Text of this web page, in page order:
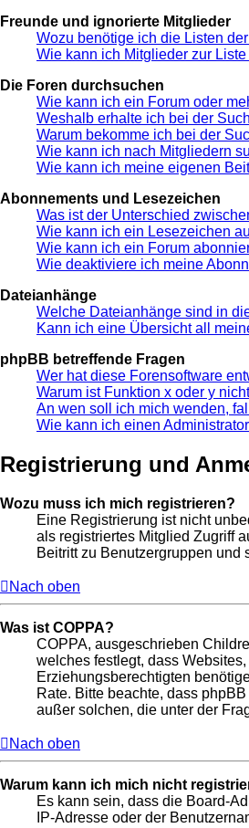
Freunde und ignorierte Mitglieder
Wozu benötige ich die Listen
Wie kann ich Mitglieder zur
Die Foren durchsuchen
Wie kann ich ein Forum oder
Weshalb erhalte ich bei der
Warum bekomme ich bei der
Wie kann ich nach Mitgliedern
Wie kann ich meine eigenen
Abonnements und Lesezeichen
Was ist der Unterschied
Wie kann ich ein Lesezeichen
Wie kann ich ein Forum
Wie deaktiviere ich meine
Dateianhänge
Welche Dateianhänge sind in
Kann ich eine Übersicht all
phpBB betreffende Fragen
Wer hat diese Forensoftware
Warum ist Funktion x oder y
An wen soll ich mich wenden,
Wie kann ich einen
Registrierung und
Wozu muss ich mich registrieren?
Eine Registrierung ist nicht
als registriertes Mitglied Zugriff
Beitritt zu Benutzergruppen
Nach oben
Was ist COPPA?
COPPA, ausgeschrieben
welches festlegt, dass
Erziehungsberechtigten
Rate. Bitte beachte, dass
außer solchen, die unter der
Nach oben
Warum kann ich mich nicht
Es kann sein, dass die Board-
IP-Adresse oder der